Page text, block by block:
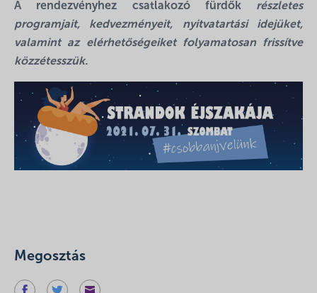
A rendezvényhez csatlakozó fürdőkrészletes
programjait, kedvezményeit, nyitvatartási idejüket,
valamint az elérhetőségeiket folyamatosan frissítve
közzétesszük.
Megosztás